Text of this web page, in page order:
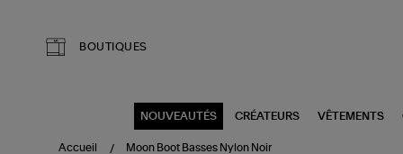
BOUTIQUES
NOUVEAUTÉS CRÉATEURS VÊTEMENTS
Accueil Moon Boot Basses Nylon Noir